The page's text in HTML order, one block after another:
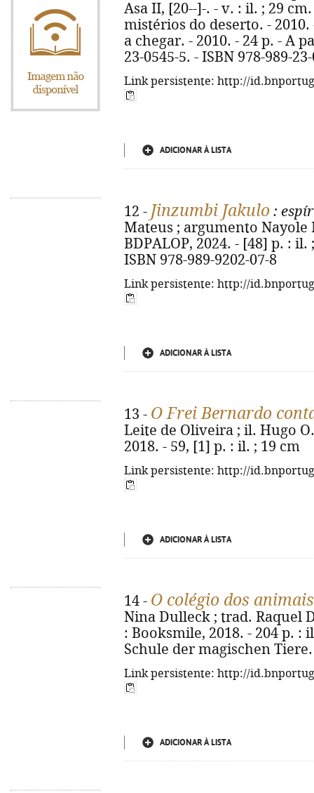
Asa II, [20--]-. - v. : il. ; 29
mistérios do deserto. - 2010.
a chegar. - 2010. - 24 p. - A
23-0545-5. - ISBN 978-989-
Link persistente: http://
ADICIONAR À LISTA
12 - Jinzumbi Jakulo :
Mateus ; argumento Nayole
BDPALOP, 2024. - [48] p. :
ISBN 978-989-9202-07-8
Link persistente: http://
ADICIONAR À LISTA
13 - O Frei Bernardo
Leite de Oliveira ; il. Hugo
2018. - 59, [1] p. : il. ; 19 cm
Link persistente: http://
ADICIONAR À LISTA
14 - O colégio dos
Nina Dulleck ; trad. Raquel
: Booksmile, 2018. - 204 p. :
Schule der magischen Tiere.
Link persistente: http://
ADICIONAR À LISTA